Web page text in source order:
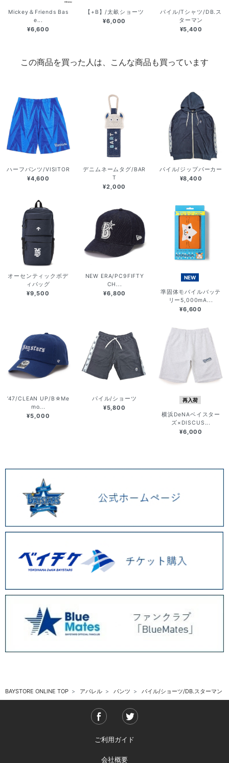
Mickey＆Friends Bas
e...
¥6,600
【+B】/太畝ショーツ
¥6,000
パイル/Tシャツ/DB.ス
ターマン
¥5,400
この商品を買った人は、こんな商品も買っています
ハーフパンツ/VISITOR
¥4,600
デニムネームタグ/BAR
T
¥2,000
パイル/ジップパーカー
¥8,400
オーセンティックボデ
ィバッグ
¥9,500
NEW ERA/PC9FIFTY
CH...
¥6,800
NEW
準固体モバイルバッテ
リー5,000mA...
¥6,600
’47/CLEAN UP/B☆Me
mo...
¥5,000
パイル/ショーツ
¥5,800
再入荷
横浜DeNAベイスター
ズ×DISCUS...
¥6,000
BAYSTORE ONLINE TOP アパレル パンツ パイル/ショーツ/DB.スターマン
ご利用ガイド
会社概要